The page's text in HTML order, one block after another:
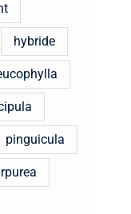
hybride
pinguicula